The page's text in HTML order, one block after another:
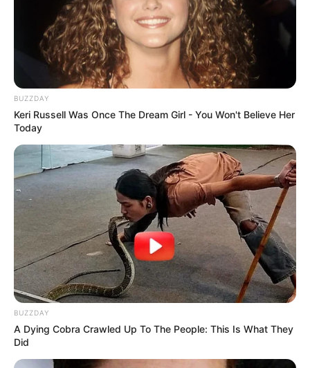
BUZZDAY
Keri Russell Was Once The Dream Girl - You Won't Believe Her
Today
BUZZDAY
A Dying Cobra Crawled Up To The People: This Is What They
Did